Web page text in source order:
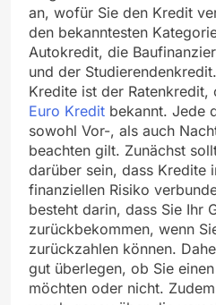
an, wofür Sie den Kredit
den bekanntesten
Autokredit, die
und der
Kredite ist der Ratenkredit,
Euro Kredit bekannt. Jede
sowohl Vor-, als auch
beachten gilt. Zunächst
darüber sein, dass Kredite
finanziellen Risiko
besteht darin, dass Sie Ihr
zurückbekommen, wenn
zurückzahlen können.
gut überlegen, ob Sie
möchten oder nicht.